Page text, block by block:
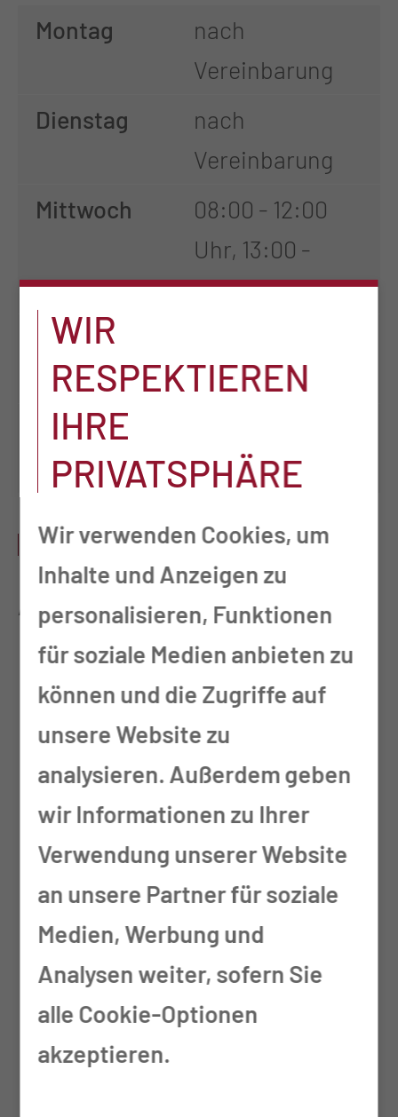
Montag
nach
Vereinbarung
Dienstag
nach
Vereinbarung
Mittwoch
08:00 - 12:00
Uhr, 13:00 -
16:00 Uhr
Donnerstag
Vereinbarung
Freitag
Vereinbarung
LEISTUNGSSPEKTRUM
Allgemeine Leistungen:
Neurologisch-
neurochirurgische körperliche
Untersuchung
Beratung hinsichtlich der
Therapie neurochirurgischer
Erkrankungen (Entscheidung:
konservativ, ambulant,
stationär)
Einholung einer Zweitmeinung
Sozialmedizinische Begleitung
bei neurochirurgischen
WIR
RESPEKTIEREN
IHRE
PRIVATSPHÄRE
Wir verwenden Cookies, um
Inhalte und Anzeigen zu
personalisieren, Funktionen
für soziale Medien anbieten zu
können und die Zugriffe auf
unsere Website zu
analysieren. Außerdem geben
wir Informationen zu Ihrer
Verwendung unserer Website
an unsere Partner für soziale
Medien, Werbung und
Analysen weiter, sofern Sie
alle Cookie-Optionen
akzeptieren.